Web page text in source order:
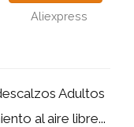
Aliexpress
Adultos
al aire libre...